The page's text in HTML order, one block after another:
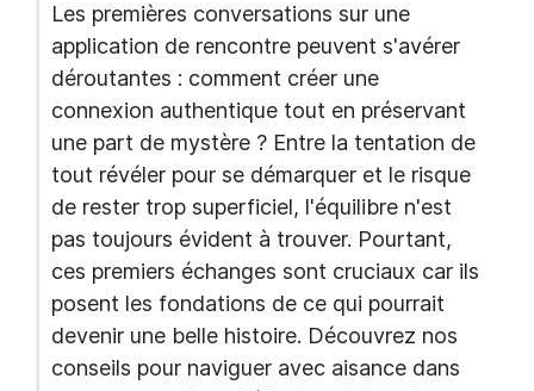
Les premières conversations sur une
application de rencontre peuvent s'avérer
déroutantes : comment créer une
connexion authentique tout en préservant
une part de mystère ? Entre la tentation de
tout révéler pour se démarquer et le risque
de rester trop superficiel, l'équilibre n'est
pas toujours évident à trouver. Pourtant,
ces premiers échanges sont cruciaux car ils
posent les fondations de ce qui pourrait
devenir une belle histoire. Découvrez nos
conseils pour naviguer avec aisance dans